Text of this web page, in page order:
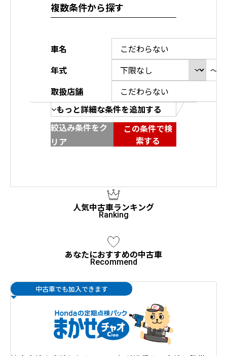
複数条件から探す
車名
年式
～
取扱店舗
もっと詳細な条件を追加する
絞込み条件をク
リア
この条件で検
索する
人気中古車ランキング
あなたにおすすめの中古車
中古車でも加入できます